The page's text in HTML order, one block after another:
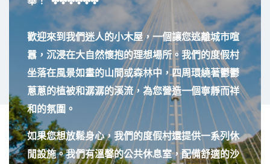
坐落在風景如畫的山間或森林中，四周環繞著鬱鬱
蔥蔥的植被和潺潺的溪流，為您營造一個寧靜而祥
和的氛圍。
如果您想放鬆身心，我們的度假村還提供一系列休
閒設施。我們有溫馨的公共休息室，配備舒適的沙
發和壁爐，您可以在此與朋友和家人共度時光或閱
讀一本好書。我們還有一個室外游泳池和熱水浴
缸，讓您盡情放鬆，享受大自然的寧靜。